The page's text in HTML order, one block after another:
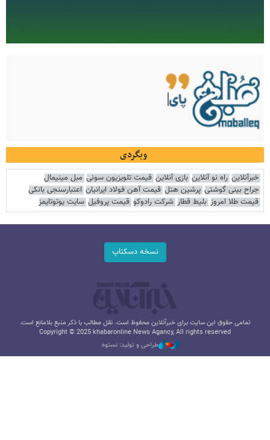
وبگردی
خبرآنلاین راه نو آنلاین بازی آنلاین قیمت تلویزیون سونی مبل مینیمال
جراح بینی گوشتی پرشین هتل قیمت آهن فولاد ایرانیان اعتبارسنجی بانکی
قیمت طلا امروز بلیط قطار شرکت رادوکو قیمت پروفیل سایت یوتوتایمز
نسخه دسکتاپ
تمامی حقوق این سایت برای خبرآنلاین محفوظ است. نقل مطالب با ذکر منبع بلامانع است.
Copyright © 2025 khabaronline News Agancy, All rights reserved
طراحی و تولید: نستوه